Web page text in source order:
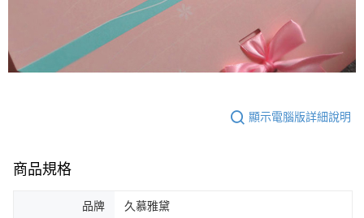
顯示電腦版詳細說明
商品規格
品牌 久慕雅黛